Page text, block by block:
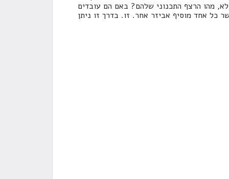
מהו הרצף התכנוני שלהם? באם הם עובדים
כל אחד מוסיף אביזר אחר. זו. בדרך זו ניתן